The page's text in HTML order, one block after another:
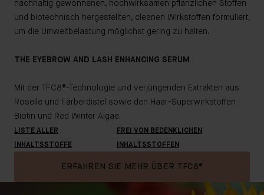
nachhaltig gewonnenen, hochwirksamen pflanzlichen Stoffen
und biotechnisch hergestellten, cleanen Wirkstoffen formuliert,
um die Umweltbelastung möglichst gering zu halten.
THE EYEBROW AND LASH ENHANCING SERUM
Mit der TFC8®-Technologie und verjüngenden Extrakten aus
Roselle und Färberdistel sowie den Haar-Superwirkstoffen
Biotin und Red Winter Algae.
LISTE ALLER
INHALTSSTOFFE
FREI VON BEDENKLICHEN
INHALTSSTOFFEN
ERFAHREN SIE MEHR ÜBER TFC8®